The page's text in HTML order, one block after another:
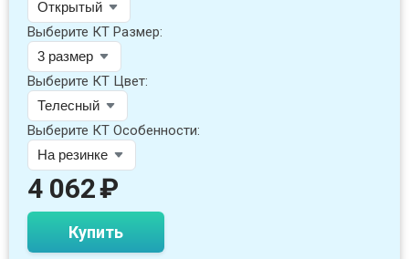
Выберите КТ Размер:
Выберите КТ Цвет:
Выберите КТ Особенности:
4 062₽
Купить